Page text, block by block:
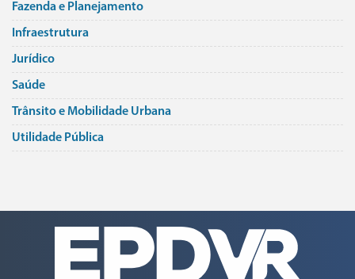
Fazenda e Planejamento
Infraestrutura
Jurí­dico
Saúde
Trânsito e Mobilidade Urbana
Utilidade Pública